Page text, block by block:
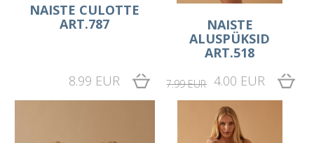
NAISTE CULOTTE
ART.787
8.99 EUR
NAISTE
ALUSPÜKSID
ART.518
7.99 EUR 4.00 EUR